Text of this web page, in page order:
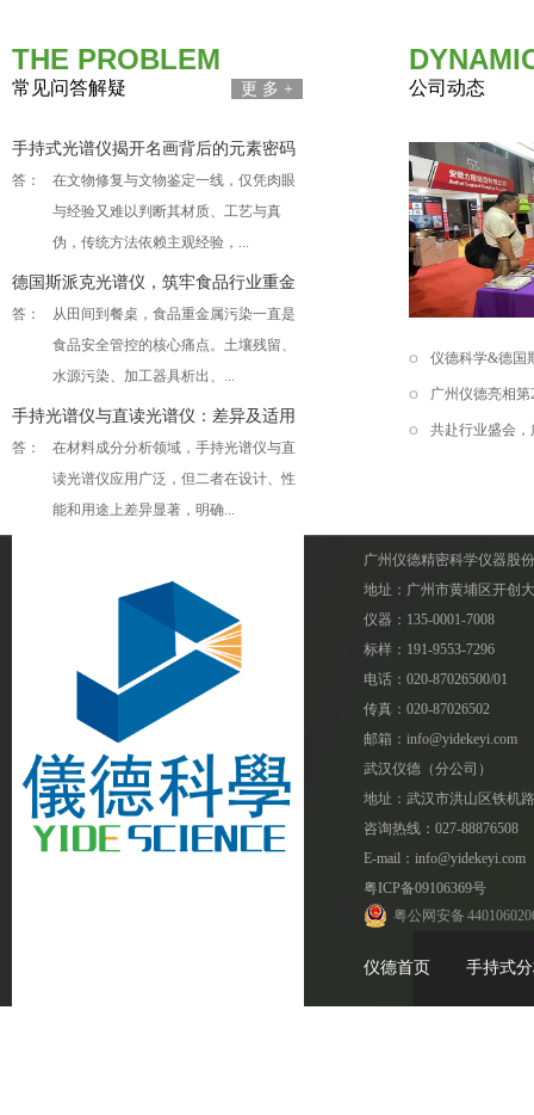
更 多 +
THE PROBLEM
常见问答解疑
手持式光谱仪揭开名画背后的元素密码
答：
在文物修复与文物鉴定一线，仅凭肉眼
与经验又难以判断其材质、工艺与真
伪，传统方法依赖主观经验，...
德国斯派克光谱仪，筑牢食品行业重金
属检测屏障
答：
从田间到餐桌，食品重金属污染一直是
食品安全管控的核心痛点。土壤残留、
水源污染、加工器具析出、...
手持光谱仪与直读光谱仪：差异及适用
范围
答：
在材料成分分析领域，手持光谱仪与直
读光谱仪应用广泛，但二者在设计、性
能和用途上差异显著，明确...
在金属材料检测领域，X射线荧光光谱
仪（XRF）与实验室直读光谱仪
（OES）是两种核心技术。作...
压铸行业如何利用xSORT做材料成分快
速筛查？在压铸生产过程中，材料成分的精准控
制是决定产品质量的关键环节。从原材
料入库到成品出厂，每个阶...
手持光谱仪如何帮助工厂减少混料风
险？
在制造业转型升级的今天，材料混料问
公司动态
仪德科学&德国
广州仪德亮相
共赴行业盛会
广州仪德精密科学仪器股
地址：广州市黄埔区开创
仪器：135-0001-7008
标样：191-9553-7296
电话：020-87026500/01
传真：020-87026502
邮箱：info@yidekeyi.com
武汉仪德（分公司）
地址：武汉市洪山区铁机
咨询热线：027-88876508
E-mail：info@yidekeyi.com
粤ICP备09106369号
粤公网安备
仪德首页 手持式